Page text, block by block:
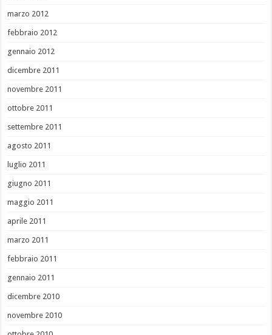
marzo 2012
febbraio 2012
gennaio 2012
dicembre 2011
novembre 2011
ottobre 2011
settembre 2011
agosto 2011
luglio 2011
giugno 2011
maggio 2011
aprile 2011
marzo 2011
febbraio 2011
gennaio 2011
dicembre 2010
novembre 2010